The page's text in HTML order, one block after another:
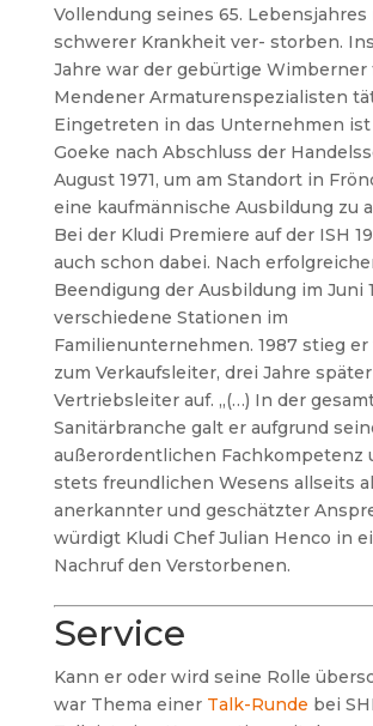
Vollendung seines 65. Lebensjahres
schwerer Krankheit ver- storben.
Jahre war der gebürtige Wimberner
Mendener Armaturenspezialisten
Eingetreten in das Unternehmen
Goeke nach Abschluss der
August 1971, um am Standort in
eine kaufmännische Ausbildung zu
Bei der Kludi Premiere auf der ISH
auch schon dabei. Nach
Beendigung der Ausbildung im Juni
verschiedene Stationen im
Familienunternehmen. 1987 stieg
zum Verkaufsleiter, drei Jahre
Vertriebsleiter auf. „(…) In der
Sanitärbranche galt er aufgrund
außerordentlichen Fachkompetenz
stets freundlichen Wesens allseits
anerkannter und geschätzter
würdigt Kludi Chef Julian Henco in
Nachruf den Verstorbenen.
Service
Kann er oder wird seine Rolle
war Thema einer Talk-Runde bei